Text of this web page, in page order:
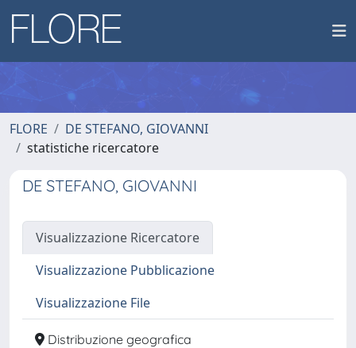
FLORE
DE STEFANO, GIOVANNI
statistiche ricercatore
DE STEFANO, GIOVANNI
Visualizzazione Ricercatore
Visualizzazione Pubblicazione
Visualizzazione File
Distribuzione geografica